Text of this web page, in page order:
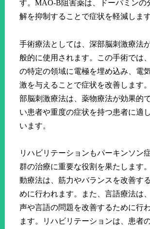
す。MAO-B阻害薬は、ドーパミンの
解を抑制することで症状を軽減します
手術療法としては、深部脳刺激療法
般的に使用されます。この手術では
の特定の領域に電極を埋め込み、電
激を与えることで症状を改善します
部脳刺激療法は、薬物療法が効果的
い患者や重度の症状を持つ患者に適
います。
リハビリテーションもパーキンソン
群の治療に重要な役割を果たします
動療法は、筋力やバランスを改善す
めに行われます。また、言語療法は
声や言語の問題を改善するために行
ます。リハビリテーションは、患者